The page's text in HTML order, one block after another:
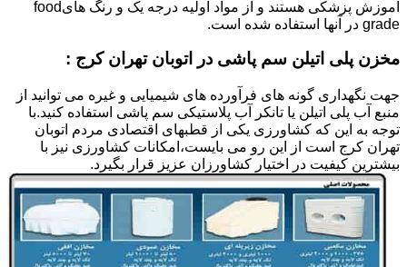
آموزش پزشکی هستند و از مواد اولیه درجه یک و رنگ هایfood
grade در آنها استفاده شده است.
مخزن پلی اتیلن سم پاشی در اتوبان تهران کرج :
جهت نگهداری گونه های فرآورده های شیمیایی و غیره می توانید از
منبع آب پلی اتیلن یا تانکر آب پلاستیکی سم پاشی استفاده کنید.با
توجه به این که کشاورزی یکی از قطبهای اقتصادی مردم اتوبان
تهران کرج است از این رو می بایست،امکانات کشاورزی نیز با
بیشترین کیفیت در اختیار کشاورزان عزیز قرار بگیرد.